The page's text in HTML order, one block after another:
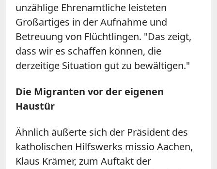
unzählige Ehrenamtliche leisteten
Großartiges in der Aufnahme und
Betreuung von Flüchtlingen. "Das zeigt,
dass wir es schaffen können, die
derzeitige Situation gut zu bewältigen."
Die Migranten vor der eigenen
Haustür
Ähnlich äußerte sich der Präsident des
katholischen Hilfswerks missio Aachen,
Klaus Krämer, zum Auftakt der